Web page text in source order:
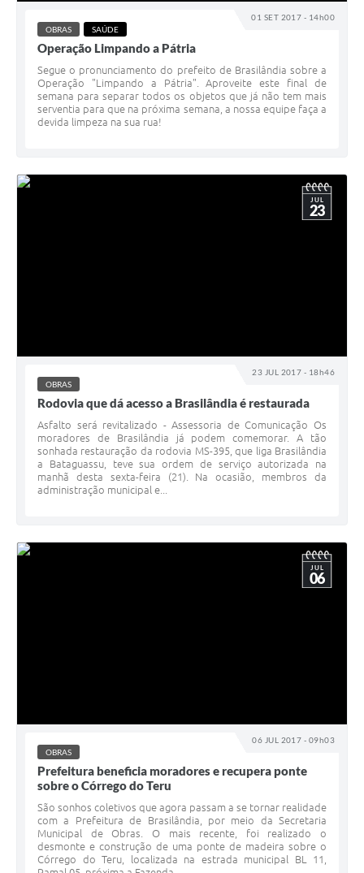
01 SET 2017 - 14h00
OBRAS
SAÚDE
Operação Limpando a Pátria
Segue o pronunciamento do prefeito de Brasilândia sobre a
Operação "Limpando a Pátria". Aproveite este final de
semana para separar todos os objetos que já não tem mais
serventia para que na próxima semana, a nossa equipe faça a
devida limpeza na sua rua!
23 JUL 2017 - 18h46
JUL
23
OBRAS
Rodovia que dá acesso a Brasilândia é restaurada
Asfalto será revitalizado - Assessoria de Comunicação Os
moradores de Brasilândia já podem comemorar. A tão
sonhada restauração da rodovia MS-395, que liga Brasilândia
a Bataguassu, teve sua ordem de serviço autorizada na
manhã desta sexta-feira (21). Na ocasião, membros da
administração municipal e...
06 JUL 2017 - 09h03
JUL
06
OBRAS
Prefeitura beneficia moradores e recupera ponte
sobre o Córrego do Teru
São sonhos coletivos que agora passam a se tornar realidade
com a Prefeitura de Brasilândia, por meio da Secretaria
Municipal de Obras. O mais recente, foi realizado o
desmonte e construção de uma ponte de madeira sobre o
Córrego do Teru, localizada na estrada municipal BL 11,